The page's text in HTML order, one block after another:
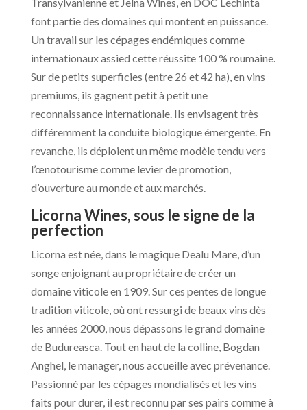
font partie des domaines qui montent en puissance.
Un travail sur les cépages endémiques comme
internationaux assied cette réussite 100 % roumaine.
Sur de petits superficies (entre 26 et 42 ha), en vins
premiums, ils gagnent petit à petit une
reconnaissance internationale. Ils envisagent très
différemment la conduite biologique émergente. En
revanche, ils déploient un même modèle tendu vers
l’œnotourisme comme levier de promotion,
d’ouverture au monde et aux marchés.
Licorna Wines, sous le signe de la
perfection
Licorna est née, dans le magique Dealu Mare, d’un
songe enjoignant au propriétaire de créer un
domaine viticole en 1909. Sur ces pentes de longue
tradition viticole, où ont ressurgi de beaux vins dès
les années 2000, nous dépassons le grand domaine
de Budureasca. Tout en haut de la colline, Bogdan
Anghel, le manager, nous accueille avec prévenance.
Passionné par les cépages mondialisés et les vins
faits pour durer, il est reconnu par ses pairs comme à